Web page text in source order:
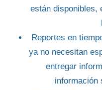
están disponibles,
Reportes en
ya no necesitan
entregar
información